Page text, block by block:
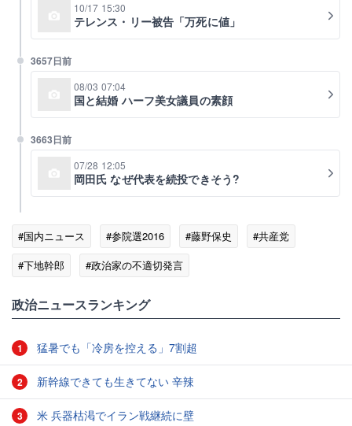
10/17 15:30
テレンス・リー被告「万死に値」
3657日前
08/03 07:04
国と結婚 ハーフ美女議員の素顔
3663日前
07/28 12:05
岡田氏 なぜ代表を続投できそう?
#国内ニュース #参院選2016 #藤野保史
#共産党
#下地幹郎
#政治家の不適切発言
政治ニュースランキング
1 猛暑でも「冷房を控える」7割超
2 新幹線できても生きてない 辛辣
3 米 兵器枯渇でイラン戦継続に壁